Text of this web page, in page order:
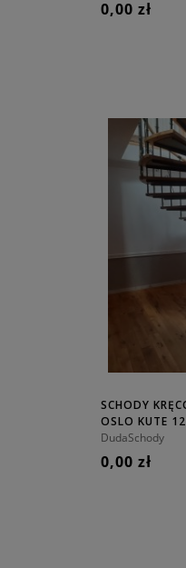
0,00 zł
SCHODY
OSLO KUTE
CENĘ!
DudaSchody
0,00 zł